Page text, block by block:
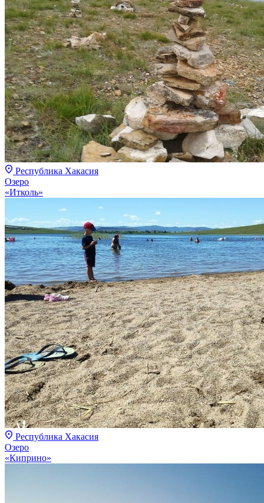
Республика Хакасия
Озеро
«Итколь»
Республика Хакасия
Озеро
«Киприно»